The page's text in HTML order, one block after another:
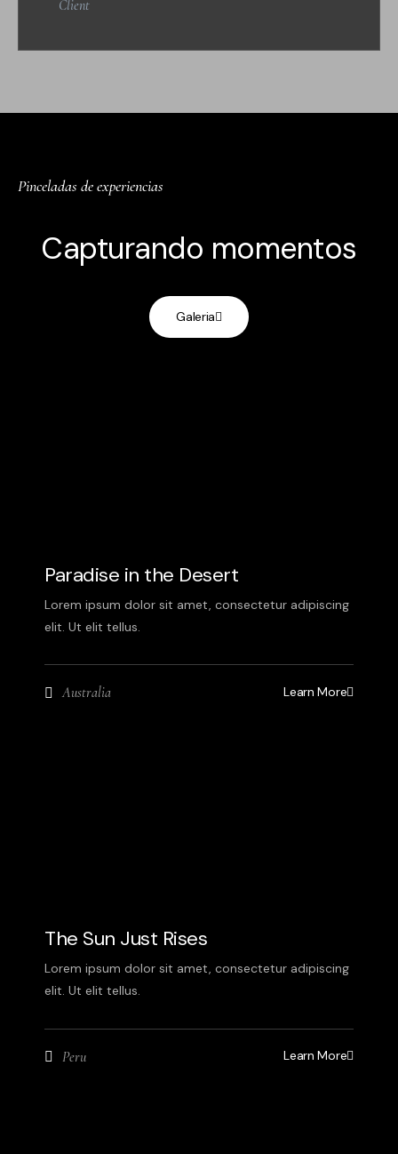
Client
Pinceladas de experiencias
Capturando momentos
Galeria
Paradise in the Desert
Lorem ipsum dolor sit amet, consectetur adipiscing
elit. Ut elit tellus.
Australia Learn More
The Sun Just Rises
Lorem ipsum dolor sit amet, consectetur adipiscing
elit. Ut elit tellus.
Peru Learn More